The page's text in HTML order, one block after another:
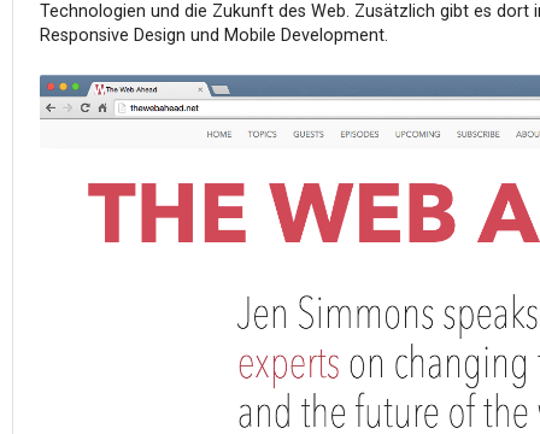
Technologien und die Zukunft des Web. Zusätzlich gibt es dort
Responsive Design und Mobile Development.